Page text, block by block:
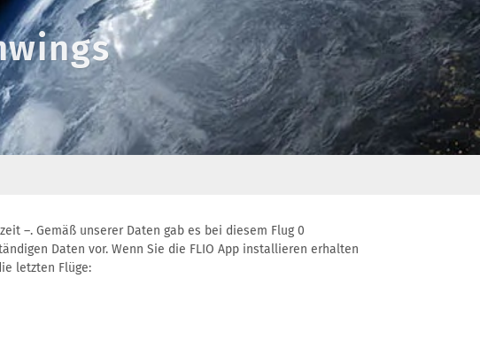
–. Gemäß unserer Daten gab es bei diesem Flug 0
Daten vor. Wenn Sie die FLIO App installieren erhalten
letzten Flüge: